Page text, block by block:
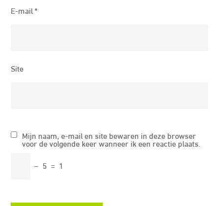
E-mail*
Site
Mijn naam, e-mail en site bewaren in deze browser
voor de volgende keer wanneer ik een reactie plaats.
− 5 = 1